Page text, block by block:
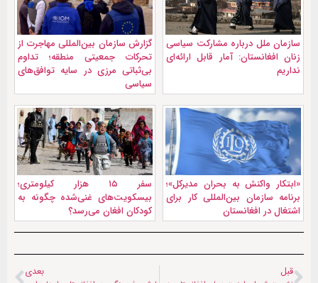
سازمان ملل درباره مشارکت سیاسی
زنان افغانستان: آمار قابل ارائه‌ای
نداریم
گزارش سازمان بین‌المللی مهاجرت از
تحرکات جمعیتی منطقه؛ تداوم
بی‌ثباتی مرزی در سایه توافق‌های
سیاسی
«ابتکار واکنش به بحران مدیرکل»؛
برنامه سازمان بین‌المللی کار برای
اشتغال در افغانستان
سفر ۱۵ هزار کیلومتری؛
بیسکویت‌های غنی‌شده چگونه به
کودکان افغان می‌رسد؟
قبل بعدی